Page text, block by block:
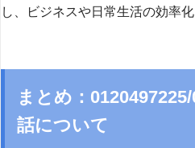
し、ビジネスや日常生活の効率
まとめ：
話について